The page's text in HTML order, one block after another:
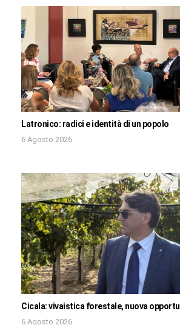
Latronico: radici e identità di un popolo
6 Agosto 2026
Cicala: vivaistica forestale, nuova
6 Agosto 2026